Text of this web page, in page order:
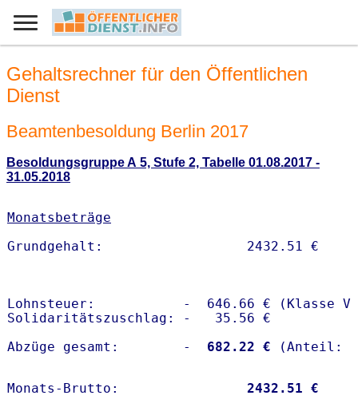
Gehaltsrechner für den Öffentlichen
Dienst
Beamtenbesoldung Berlin 2017
Besoldungsgruppe A 5, Stufe 2, Tabelle 01.08.2017 -
31.05.2018
Monatsbeträge
Lohnsteuer:           -  646.66 € (Klasse V)
Solidaritätszuschlag: -   35.56 €
Abzüge gesamt:        -
  682.22 €
Monats-Brutto: 2432.51 €